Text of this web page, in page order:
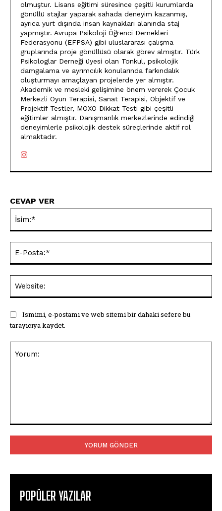
olmuştur. Lisans eğitimi süresince çeşitli kurumlarda
gönüllü stajlar yaparak sahada deneyim kazanmış,
ayrıca yurt dışında insan kaynakları alanında staj
yapmıştır. Avrupa Psikoloji Öğrenci Dernekleri
Federasyonu (EFPSA) gibi uluslararası çalışma
gruplarında proje gönüllüsü olarak görev almıştır. Türk
Psikologlar Derneği üyesi olan Tonkul, psikolojik
damgalama ve ayrımcılık konularında farkındalık
oluşturmayı amaçlayan projelerde yer almıştır.
Akademik ve mesleki gelişimine önem vererek Çocuk
Merkezli Oyun Terapisi, Sanat Terapisi, Objektif ve
Projektif Testler, MOXO Dikkat Testi gibi çeşitli
eğitimler almıştır. Danışmanlık merkezlerinde edindiği
deneyimlerle psikolojik destek süreçlerinde aktif rol
almaktadır.
CEVAP VER
Ismimi, e-postamı ve web sitemi bir dahaki sefere bu
tarayıcıya kaydet.
POPÜLER YAZILAR